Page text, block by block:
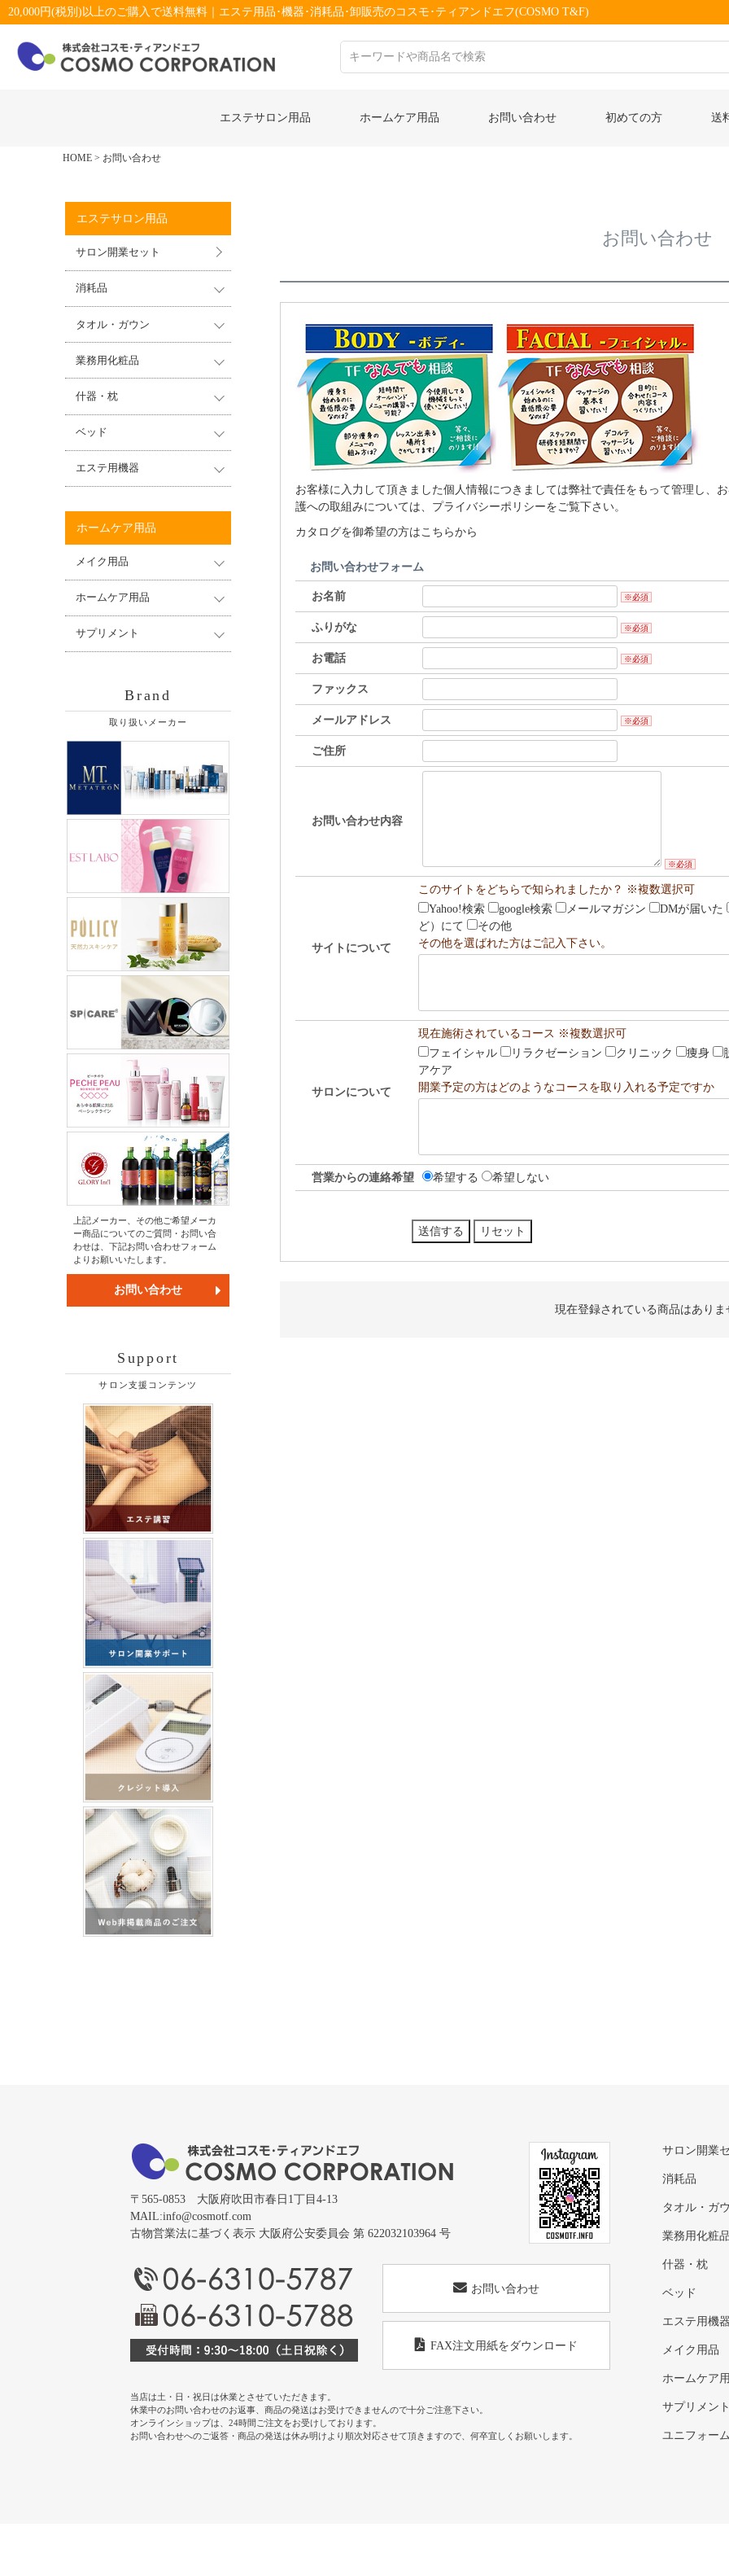
20,000円(税別)以上のご購入で送料無料｜エステ用品･機器･消耗品･卸販売のコスモ･ティアンドエフ(COSMO T&F)
エステサロン用品 ホームケア用品 お問い合わせ 初めての方 送
HOME お問い合わせ
エステサロン用品
サロン開業セット
消耗品
タオル・ガウン
業務用化粧品
什器・枕
ベッド
エステ用機器
ホームケア用品
メイク用品
ホームケア用品
サプリメント
Brand
取り扱いメーカー
上記メーカー、その他ご希望メーカ
ー商品についてのご質問・お問い合
わせは、下記お問い合わせフォーム
よりお願いいたします。
お問い合わせ
Support
サロン支援コンテンツ
お問い合わせ
お客様に入力して頂きました個人情報につきましては弊社で責任をもって管理し、
護への取組みについては、 プライバシーポリシーをご覧下さい。
カタログを御希望の方はこちらから
お問い合わせフォーム
お名前 ※必須
ふりがな ※必須
お電話 ※必須
ファックス
メールアドレス ※必須
ご住所
お問い合わせ内容
※必須
サイトについて
このサイトをどちらで知られましたか？ ※複数選択可
Yahoo!検索
google検索 メールマガジン
DMが届いた
ど）にて
その他
その他を選ばれた方はご記入下さい。
サロンについて
現在施術されているコース ※複数選択可
フェイシャル
リラクゼーション クリニック 痩身
アケア
開業予定の方はどのようなコースを取り入れる予定ですか
営業からの連絡希望 希望する 希望しない
現在登録されている商品はありま
〒565-0853 大阪府吹田市春日1丁目4-13
MAIL:info@cosmotf.com
古物営業法に基づく表示 大阪府公安委員会 第 622032103964 号
お問い合わせ
FAX注文用紙をダウンロード
当店は土・日・祝日は休業とさせていただきます。
休業中のお問い合わせのお返事、商品の発送はお受けできませんので十分ご注意下さい。
オンラインショップは、24時間ご注文をお受けしております。
お問い合わせへのご返答・商品の発送は休み明けより順次対応させて頂きますので、何卒宜しくお願いします。
サロン開業
消耗品
タオル・ガ
業務用化粧
什器・枕
ベッド
エステ用機
メイク用品
ホームケア
サプリメン
ユニフォー